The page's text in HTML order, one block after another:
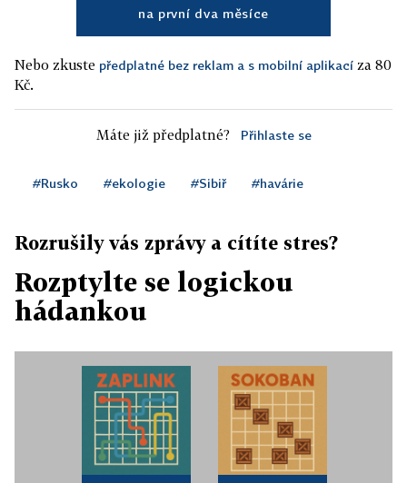
na první dva měsíce
Nebo zkuste předplatné bez reklam a s mobilní aplikací za 80
Kč.
Máte již předplatné? Přihlaste se
#Rusko #ekologie #Sibiř #havárie
Rozrušily vás zprávy a cítíte stres?
Rozptylte se logickou
hádankou